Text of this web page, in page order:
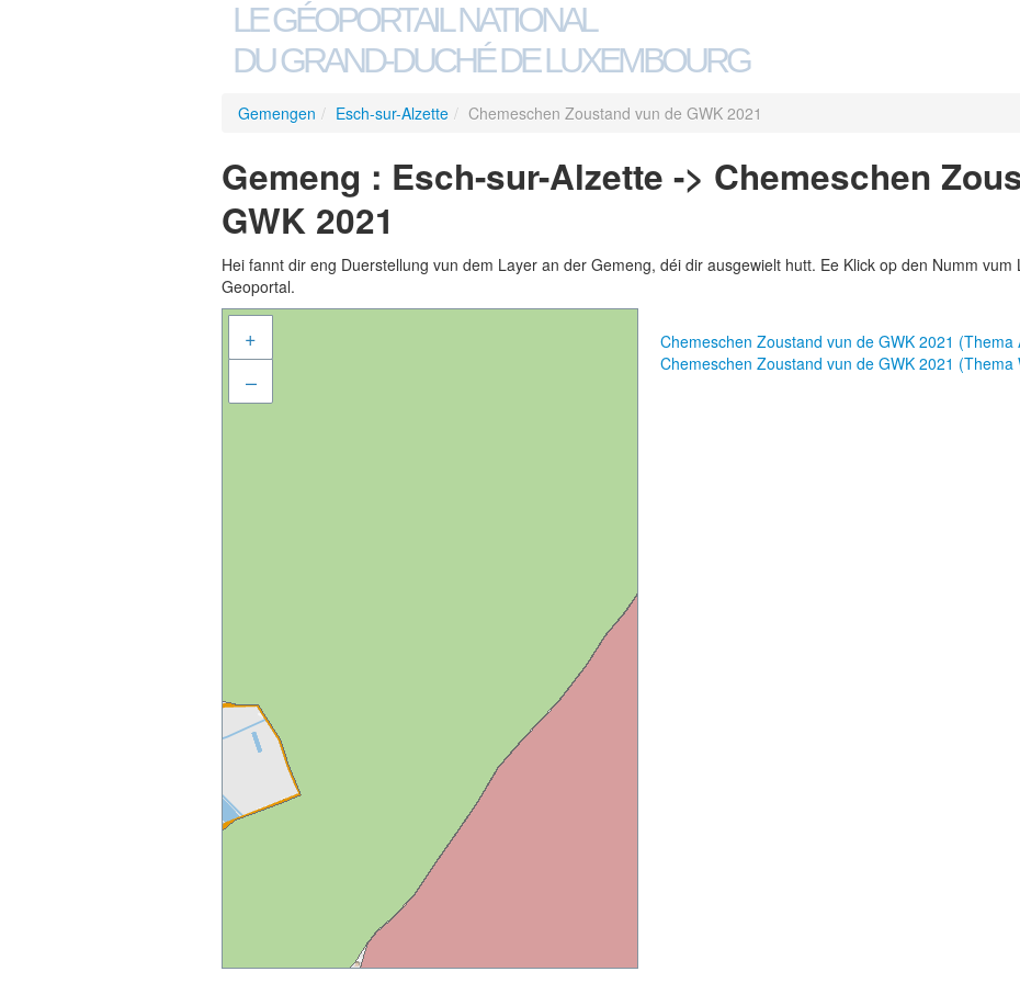
LE GÉOPORTAIL NATIONAL
DU GRAND-DUCHÉ DE LUXEMBOURG
Gemengen / Esch-sur-Alzette / Chemeschen Zoustand vun de GWK 2021
Gemeng : Esch-sur-Alzette -> Chemeschen
GWK 2021
Hei fannt dir eng Duerstellung vun dem Layer an der Gemeng, déi dir ausgewielt hutt. Ee Klick op den Numm
Geoportal.
+
–
Chemeschen Zoustand vun de GWK 2021 (Thema
Chemeschen Zoustand vun de GWK 2021 (Thema